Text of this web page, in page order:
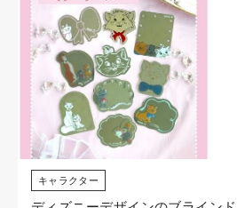
キャラクター